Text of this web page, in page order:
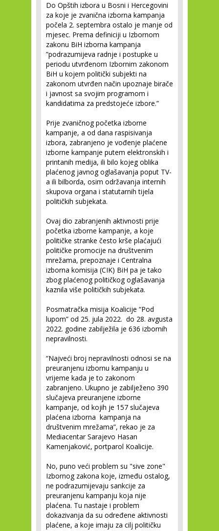
Do Opštih izbora u Bosni i Hercegovini
za koje je zvanična izborna kampanja
počela 2. septembra ostalo je manje od
mjesec. Prema definiciji u Izbornom
zakonu BiH izborna kampanja
”podrazumijeva radnje i postupke u
periodu utvrđenom Izbornim zakonom
BiH u kojem politički subjekti na
zakonom utvrđen način upoznaje birače
i javnost sa svojim programom i
kandidatima za predstojeće izbore.”
Prije zvaničnog početka izborne
kampanje, a od dana raspisivanja
izbora, zabranjeno je vođenje plaćene
izborne kampanje putem elektronskih i
printanih medija, ili bilo kojeg oblika
plaćenog javnog oglašavanja poput TV-
a ili bilborda, osim održavanja internih
skupova organa i statutarnih tijela
političkih subjekata.
Ovaj dio zabranjenih aktivnosti prije
početka izborne kampanje, a koje
političke stranke često krše plaćajući
političke promocije na društvenim
mrežama, prepoznaje i Centralna
izborna komisija (CIK) BiH pa je tako
zbog plaćenog političkog oglašavanja
kaznila više političkih subjekata.
Posmatračka misija Koalicije “Pod
lupom” od 25. jula 2022. do 28. avgusta
2022. godine zabilježila je 636 izbornih
nepravilnosti.
“Najveći broj nepravilnosti odnosi se na
preuranjenu izbornu kampanju u
vrijeme kada je to zakonom
zabranjeno. Ukupno je zabilježeno 390
slučajeva preuranjene izborne
kampanje, od kojih je 157 slučajeva
plaćena izborna kampanja na
društvenim mrežama”, rekao je za
Mediacentar Sarajevo Hasan
Kamenjaković, portparol Koalicije.
No, puno veći problem su "sive zone"
Izbornog zakona koje, između ostalog,
ne podrazumijevaju sankcije za
preuranjenu kampanju koja nije
plaćena. Tu nastaje i problem
dokazivanja da su određene aktivnosti
plaćene, a koje imaju za cilj političku